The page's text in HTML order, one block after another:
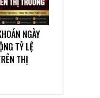
NGÀY
TỶ LỆ
THỊ